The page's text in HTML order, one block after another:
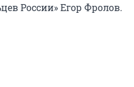
России» Егор Фролов.